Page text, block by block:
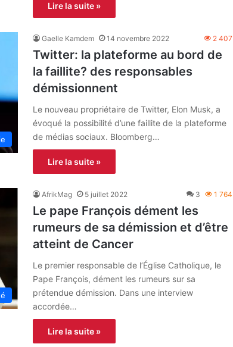
Lire la suite »
Gaelle Kamdem 14 novembre 2022 2 407
Twitter: la plateforme au bord de
la faillite? des responsables
démissionnent
Le nouveau propriétaire de Twitter, Elon Musk, a
évoqué la possibilité d’une faillite de la plateforme
de médias sociaux. Bloomberg…
Lire la suite »
AfrikMag 5 juillet 2022 3 1 764
Le pape François dément les
rumeurs de sa démission et d’être
atteint de Cancer
Le premier responsable de l’Église Catholique, le
Pape François, dément les rumeurs sur sa
prétendue démission. Dans une interview
accordée…
Lire la suite »